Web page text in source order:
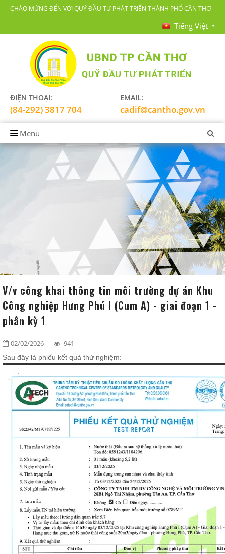
CHÀO MỪNG ĐẾN VỚI QUỸ ĐẦU TƯ PHÁT TRIỂN THÀNH PHỐ CẦN THƠ
Tiếng Việt
ĐIỆN THOẠI:
(84-292) 3817 704
EMAIL:
cadif@cantho.gov.vn
Menu
ĐỐI TÁC - KHÁCH HÀNG
LIÊN HỆ
SƠ ĐỒ TỔ CHỨC
V/v công khai thông tin môi trường dự án Khu
Công nghiệp Hưng Phú I (Cum A) - giai đoạn 1 -
phân kỳ 1
02/02/2026 941
Sau đây là phiếu kết quả thử nghiệm: